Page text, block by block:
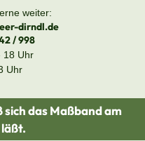
weiter:
dirndl.de
/ 998
18 Uhr
Uhr
sich das Maßband am